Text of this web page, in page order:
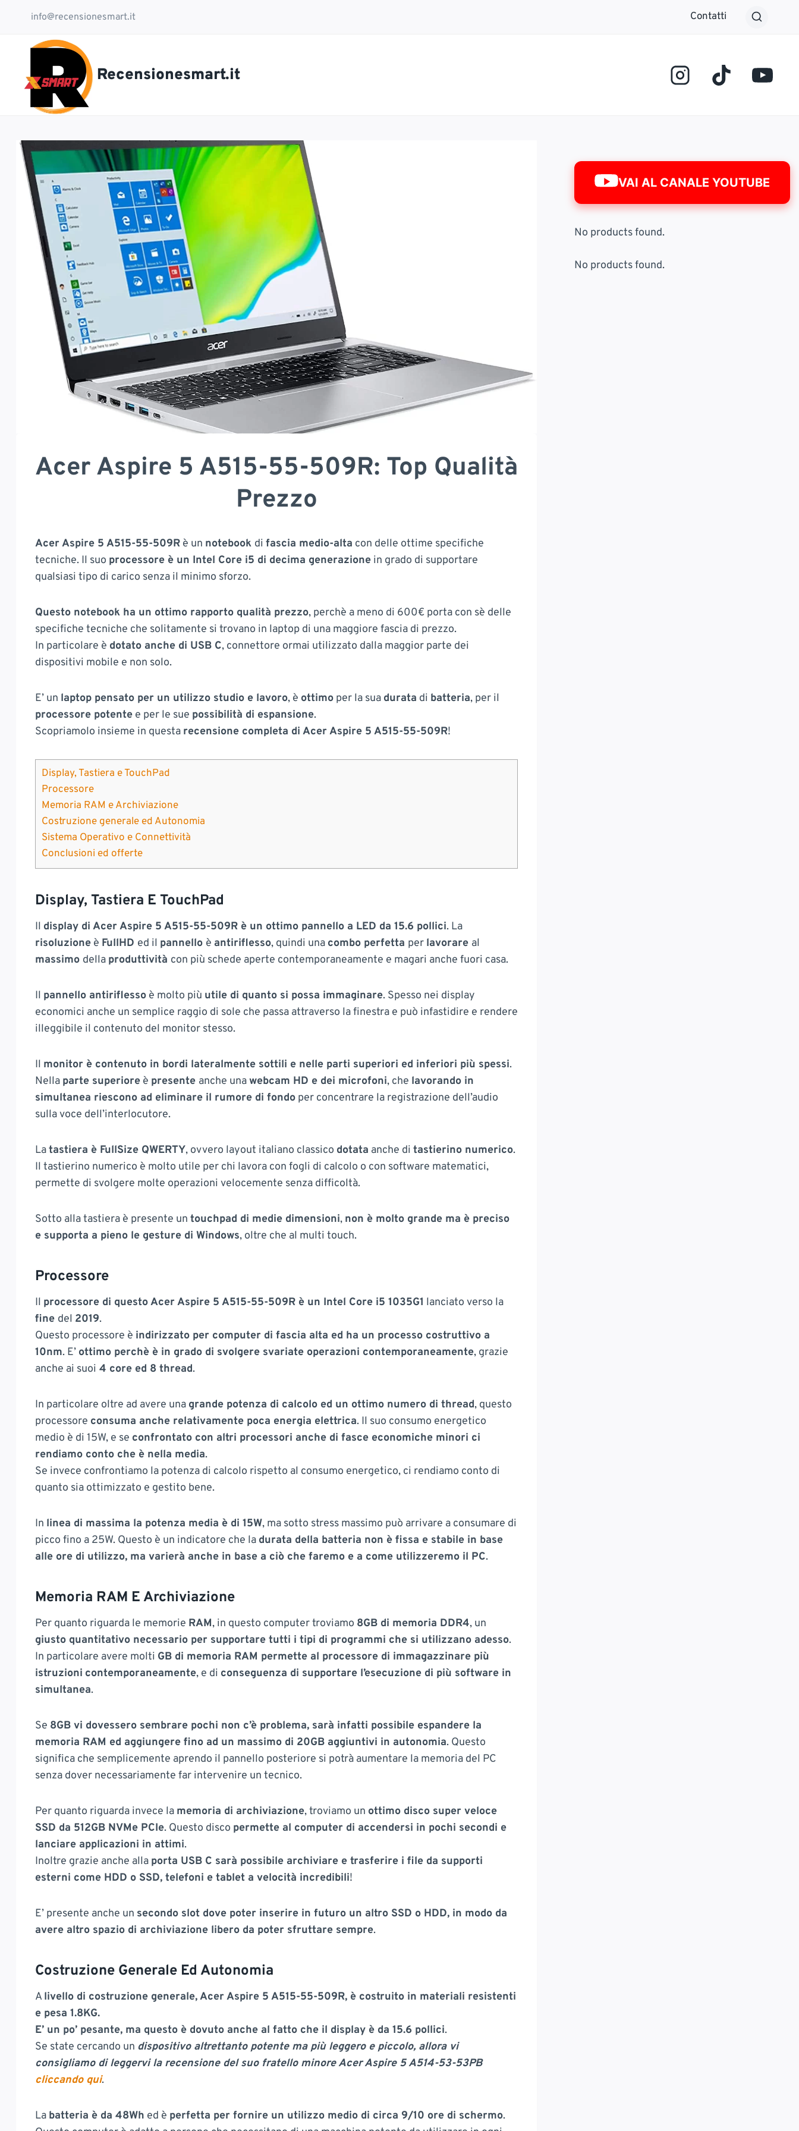
contenuto
info@recensionesmart.it Contatti
Recensionesmart.it
Acer Aspire 5 A515-55-509R: Top Qualità
Prezzo
Acer Aspire 5 A515-55-509R è un notebook di fascia medio-alta con delle ottime specifiche
tecniche. Il suo processore è un Intel Core i5 di decima generazione in grado di supportare
qualsiasi tipo di carico senza il minimo sforzo.
Questo notebook ha un ottimo rapporto qualità prezzo, perchè a meno di 600€ porta con sè delle
specifiche tecniche che solitamente si trovano in laptop di una maggiore fascia di prezzo.
In particolare è dotato anche di USB C, connettore ormai utilizzato dalla maggior parte dei
dispositivi mobile e non solo.
E’ un laptop pensato per un utilizzo studio e lavoro, è ottimo per la sua durata di batteria, per il
processore potente e per le sue possibilità di espansione.
Scopriamolo insieme in questa recensione completa di Acer Aspire 5 A515-55-509R!
Display, Tastiera e TouchPad
Processore
Memoria RAM e Archiviazione
Costruzione generale ed Autonomia
Sistema Operativo e Connettività
Conclusioni ed offerte
Display, Tastiera E TouchPad
Il display di Acer Aspire 5 A515-55-509R è un ottimo pannello a LED da 15.6 pollici. La
risoluzione è FullHD ed il pannello è antiriflesso, quindi una combo perfetta per lavorare al
massimo della produttività con più schede aperte contemporaneamente e magari anche fuori casa.
Il pannello antiriflesso è molto più utile di quanto si possa immaginare. Spesso nei display
economici anche un semplice raggio di sole che passa attraverso la finestra e può infastidire e rendere
illeggibile il contenuto del monitor stesso.
Il monitor è contenuto in bordi lateralmente sottili e nelle parti superiori ed inferiori più spessi.
Nella parte superiore è presente anche unawebcam HD e dei microfoni, che lavorando in
simultanea riescono ad eliminare il rumore di fondo per concentrare la registrazione dell’audio
sulla voce dell’interlocutore.
Latastiera è FullSize QWERTY, ovvero layout italiano classico dotata anche di tastierino numerico.
Il tastierino numerico è molto utile per chi lavora con fogli di calcolo o con software matematici,
permette di svolgere molte operazioni velocemente senza difficoltà.
Sotto alla tastiera è presente un touchpad di medie dimensioni, non è molto grande ma è preciso
e supporta a pieno le gesture di Windows, oltre che al multi touch.
Processore
Il processore di questo Acer Aspire 5 A515-55-509R è un Intel Core i5 1035G1 lanciato verso la
fine del 2019.
Questo processore è indirizzato per computer di fascia alta ed ha un processo costruttivo a
10nm. E’ ottimo perchè è in grado di svolgere svariate operazioni contemporaneamente, grazie
anche ai suoi 4 core ed 8 thread.
In particolare oltre ad avere una grande potenza di calcolo ed un ottimo numero di thread, questo
processore consuma anche relativamente poca energia elettrica. Il suo consumo energetico
medio è di 15W, e se confrontato con altri processori anche di fasce economiche minori ci
rendiamo conto che è nella media.
Se invece confrontiamo la potenza di calcolo rispetto al consumo energetico, ci rendiamo conto di
quanto sia ottimizzato e gestito bene.
In linea di massima la potenza media è di 15W, ma sotto stress massimo può arrivare a consumare di
picco fino a 25W. Questo è un indicatore che la durata della batteria non è fissa e stabile in base
alle ore di utilizzo, ma varierà anche in base a ciò che faremo e a come utilizzeremo il PC.
Memoria RAM E Archiviazione
Per quanto riguarda le memorie RAM, in questo computer troviamo 8GB di memoria DDR4, un
giusto quantitativo necessario per supportare tutti i tipi di programmi che si utilizzano adesso.
In particolare avere molti GB di memoria RAM permette al processore di immagazzinare più
istruzioni contemporaneamente, e di conseguenza di supportare l’esecuzione di più software in
simultanea.
Se 8GB vi dovessero sembrare pochi non c’è problema, sarà infatti possibile espandere la
memoria RAM ed aggiungere fino ad un massimo di 20GB aggiuntivi in autonomia. Questo
significa che semplicemente aprendo il pannello posteriore si potrà aumentare la memoria del PC
senza dover necessariamente far intervenire un tecnico.
Per quanto riguarda invece la memoria di archiviazione, troviamo un ottimo disco super veloce
SSD da 512GB NVMe PCIe. Questo disco permette al computer di accendersi in pochi secondi e
lanciare applicazioni in attimi.
Inoltre grazie anche alla porta USB C sarà possibile archiviare e trasferire i file da supporti
esterni come HDD o SSD, telefoni e tablet a velocità incredibili!
E’ presente anche un secondo slot dove poter inserire in futuro un altro SSD o HDD, in modo da
avere altro spazio di archiviazione libero da poter sfruttare sempre.
Costruzione Generale Ed Autonomia
Alivello di costruzione generale, Acer Aspire 5 A515-55-509R, è costruito in materiali resistenti
e pesa 1.8KG.
E’ un po’ pesante, ma questo è dovuto anche al fatto che il display è da 15.6 pollici.
Se state cercando un dispositivo altrettanto potente ma più leggero e piccolo, allora vi
consigliamo di leggervi la recensione del suo fratello minore Acer Aspire 5 A514-53-53PB
cliccando qui.
La batteria è da 48Wh ed è perfetta per fornire un utilizzo medio di circa 9/10 ore di schermo.
VAI AL CANALE YOUTUBE
No products found.
No products found.